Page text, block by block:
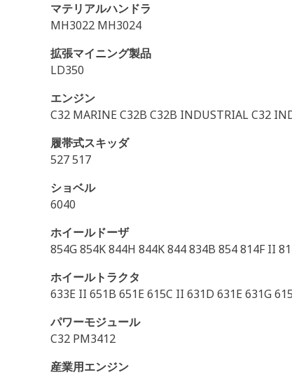
マテリアルハンドラ
MH3022 MH3024
拡張マイニング製品
LD350
エンジン
C32 MARINE C32B C32B INDUSTRIAL C32
履帯式スキッダ
527 517
ショベル
6040
ホイールドーザ
854G 854K 844H 844K 844 834B 854 814F II
ホイールトラクタ
633E II 651B 651E 615C II 631D 631E 631G
パワーモジュール
C32 PM3412
産業用エンジン